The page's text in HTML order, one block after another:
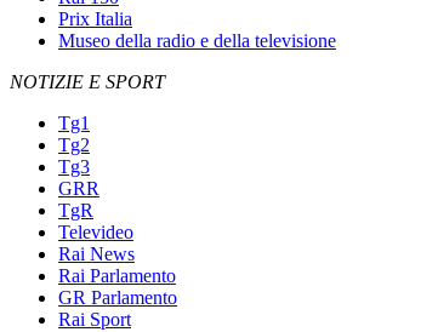
Prix Italia
Museo della radio e della televisione
NOTIZIE E SPORT
Tg1
Tg2
Tg3
GRR
TgR
Televideo
Rai News
Rai Parlamento
GR Parlamento
Rai Sport